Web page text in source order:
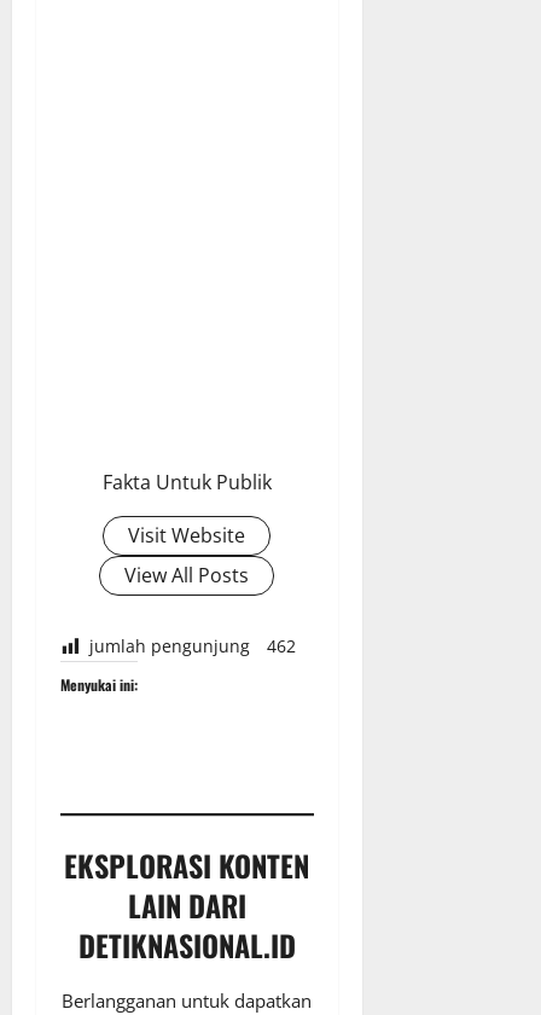
Fakta Untuk Publik
Visit Website
View All Posts
jumlah pengunjung 462
Menyukai ini:
EKSPLORASI KONTEN
LAIN DARI
DETIKNASIONAL.ID
Berlangganan untuk dapatkan